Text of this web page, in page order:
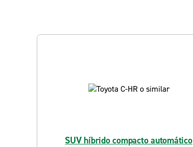
SUV híbrido compacto automático